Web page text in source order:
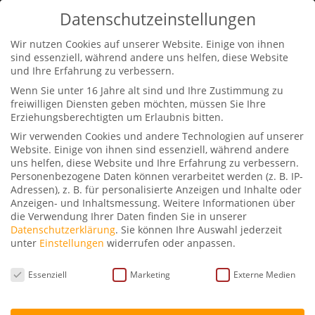
0170-2311441 info@petraschwarz.de
Petra Schwarz im
Gespräch mit Claudio
Maniscalco
vonPetra Schwarz|Apr. 6, 2025|Podcast|0
Kommentare
Datenschutzeinstellungen
Wir nutzen Cookies auf unserer Website. Einige von ihnen
sind essenziell, während andere uns helfen, diese Website
und Ihre Erfahrung zu verbessern.
Wenn Sie unter 16 Jahre alt sind und Ihre Zustimmung zu
freiwilligen Diensten geben möchten, müssen Sie Ihre
Erziehungsberechtigten um Erlaubnis bitten.
Wir verwenden Cookies und andere Technologien auf unserer
Website. Einige von ihnen sind essenziell, während andere
uns helfen, diese Website und Ihre Erfahrung zu verbessern.
Personenbezogene Daten können verarbeitet werden (z. B. IP-
Adressen), z. B. für personalisierte Anzeigen und Inhalte oder
Anzeigen- und Inhaltsmessung. Weitere Informationen über
die Verwendung Ihrer Daten finden Sie in unserer
Datenschutzerklärung. Sie können Ihre Auswahl jederzeit
unter Einstellungen widerrufen oder anpassen.
Datenschutzeinstellungen
Essenziell Marketing Externe Medien